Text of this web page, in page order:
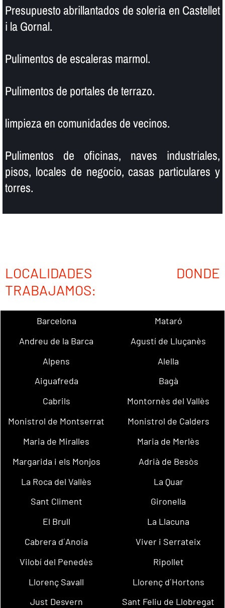
Presupuesto abrillantados de soleria en Castellet
i la Gornal.
Pulimentos de escaleras marmol.
Pulimentos de portales de terrazo.
limpieza en comunidades de vecinos.
Pulimentos de oficinas, naves industriales,
pisos, locales de negocio, casas particulares y
torres.
LOCALIDADES DONDE
TRABAJAMOS:
Barcelona
Mataró
Andreu de la Barca
Agustí de Lluçanès
Alpens
Alella
Aiguafreda
Bagà
Cabrils
Montornès del Vallès
Monistrol de Montserrat
Monistrol de Calders
Maria de Miralles
Maria de Merlès
Margarida i els Monjos
Adrià de Besòs
La Roca del Vallès
La Quar
Sant Climent
Gironella
El Brull
La Llacuna
Cabrera d´Anoia
Viver i Serrateix
Vilobí del Penedès
Ripollet
Llorenç Savall
Llorenç d´Hortons
Just Desvern
Sant Feliu de Llobregat